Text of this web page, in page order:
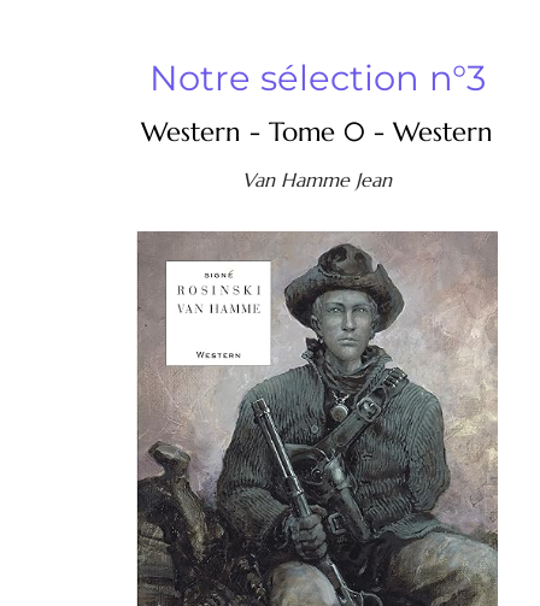
Notre sélection n°3
Western - Tome 0 - Western
Van Hamme Jean